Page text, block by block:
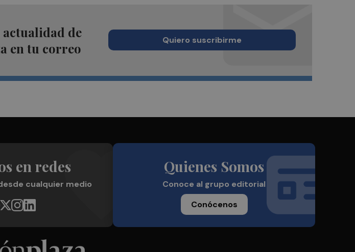
actualidad de
en tu correo
Quiero suscribirme
en redes
cualquier medio
Quienes Somos
Conoce al grupo editorial
Conócenos